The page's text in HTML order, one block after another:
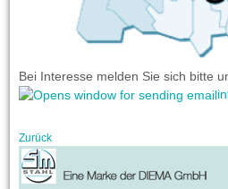
Bei Interesse melden Sie sich bitte
Zurück